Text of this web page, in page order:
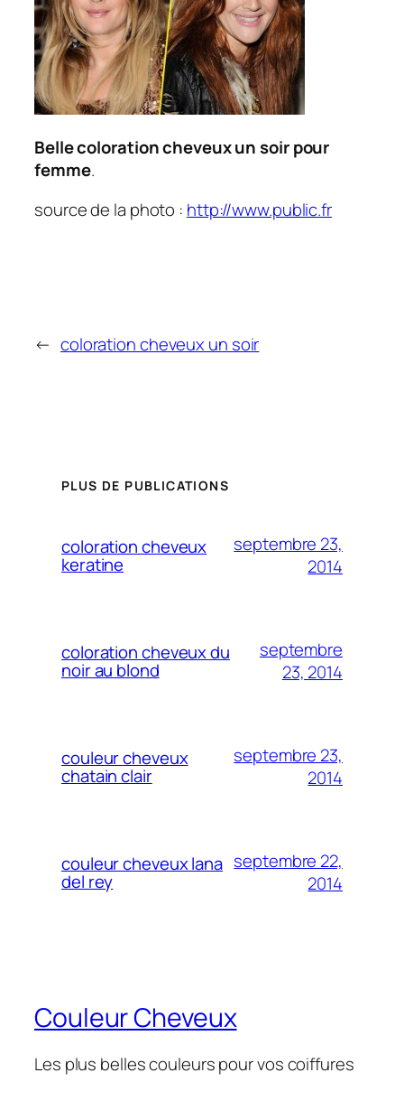
Belle coloration cheveux un soir pour
femme.
source de la photo : http://www.public.fr
← coloration cheveux un soir
PLUS DE PUBLICATIONS
coloration cheveux
keratine
septembre 23,
2014
coloration cheveux du
noir au blond
septembre
23, 2014
couleur cheveux
chatain clair
septembre 23,
2014
couleur cheveux lana
del rey
septembre 22,
2014
Couleur Cheveux
Les plus belles couleurs pour vos coiffures